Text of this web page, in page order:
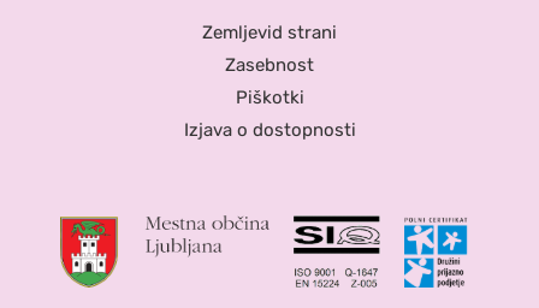
Zemljevid strani
Zasebnost
Piškotki
Izjava o dostopnosti